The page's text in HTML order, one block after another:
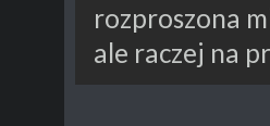
rozproszona
ale raczej na